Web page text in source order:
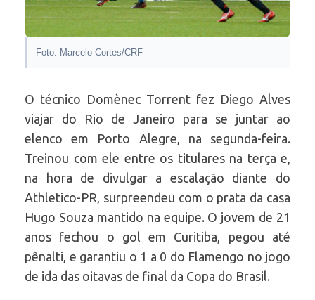
Foto: Marcelo Cortes/CRF
O técnico Domènec Torrent fez Diego Alves
viajar do Rio de Janeiro para se juntar ao
elenco em Porto Alegre, na segunda-feira.
Treinou com ele entre os titulares na terça e,
na hora de divulgar a escalação diante do
Athletico-PR, surpreendeu com o prata da casa
Hugo Souza mantido na equipe. O jovem de 21
anos fechou o gol em Curitiba, pegou até
pênalti, e garantiu o 1 a 0 do Flamengo no jogo
de ida das oitavas de final da Copa do Brasil.